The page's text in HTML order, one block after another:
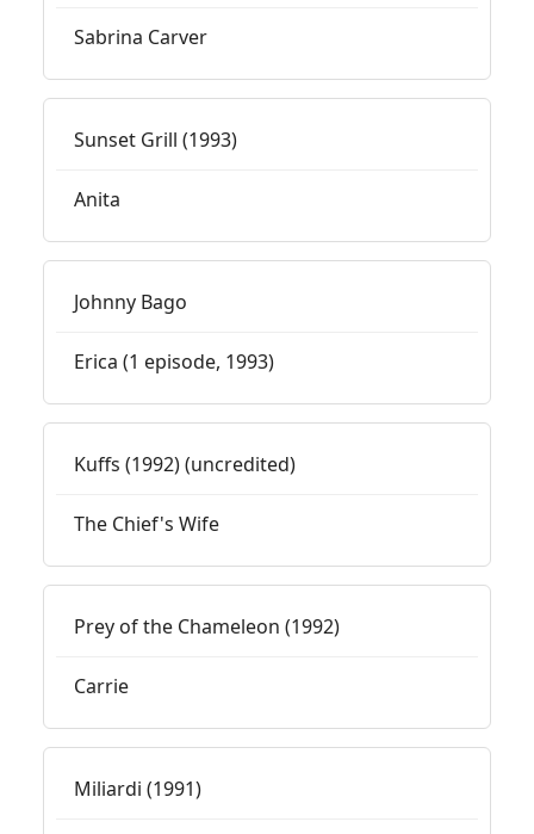
Sabrina Carver
Sunset Grill (1993)
Anita
Johnny Bago
Erica (1 episode, 1993)
Kuffs (1992) (uncredited)
The Chief's Wife
Prey of the Chameleon (1992)
Carrie
Miliardi (1991)